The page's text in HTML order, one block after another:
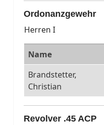
Ordonanzgewehr
Herren I
Name
Brandstetter,
Christian
Revolver .45 ACP